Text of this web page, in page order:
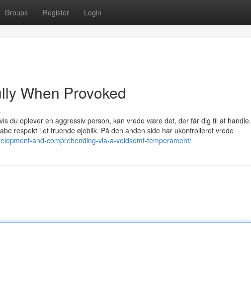
Groups Register Login
When Provoked
du oplever en aggressiv person, kan vrede være det, der får dig til at handle.
respekt i et truende øjeblik. På den anden side har ukontrolleret vrede
and-comprehending-via-a-voldsomt-temperament/